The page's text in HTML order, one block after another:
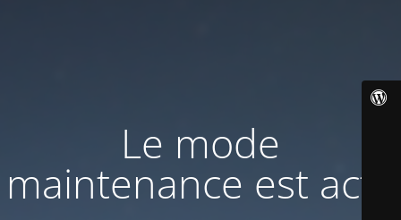
Le mode
maintenance est actif